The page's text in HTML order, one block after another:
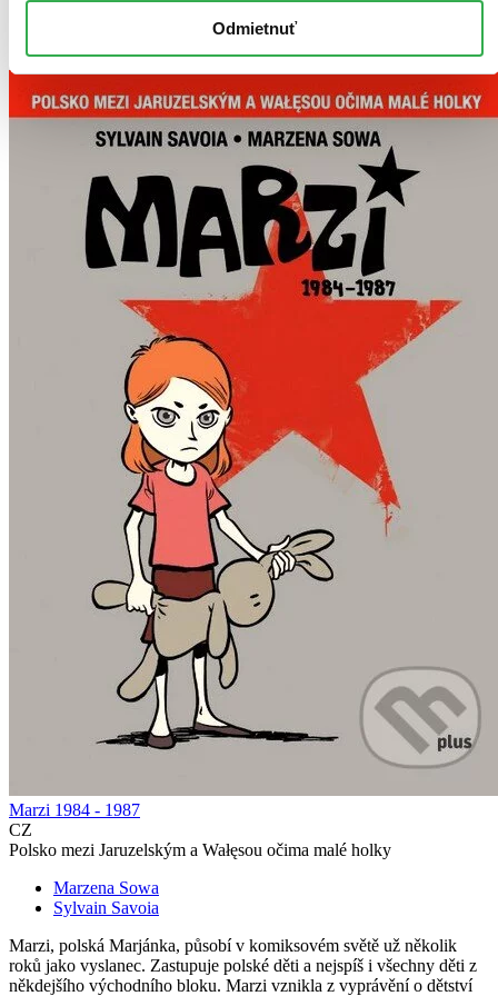
Odmietnuť
Pridať do zoznamu
Marzi 1984 - 1987
CZ
Polsko mezi Jaruzelským a Wałęsou očima malé holky
Marzena Sowa
Sylvain Savoia
Marzi, polská Marjánka, působí v komiksovém světě už několik
roků jako vyslanec. Zastupuje polské děti a nejspíš i všechny děti z
někdejšího východního bloku. Marzi vznikla z vyprávění o dětství